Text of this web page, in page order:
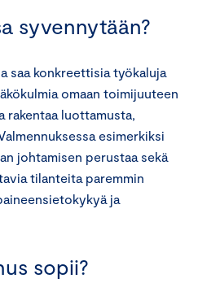
syvennytään?
saa konkreettisia työkaluja
omaan toimijuuteen
rakentaa luottamusta,
esimerkiksi
johtamisen perustaa sekä
tilanteita paremmin
ja
sopii?